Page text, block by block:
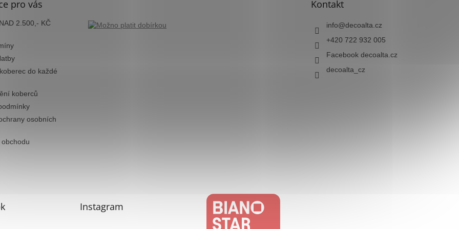
pro vás
2.500,- KČ
do každé
koberců
osobních
Kontakt
info@decoalta.cz
+420 722 932 005
Facebook decoalta.cz
decoalta_cz
Instagram